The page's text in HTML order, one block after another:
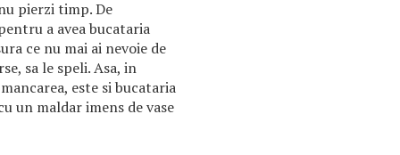
pierzi timp. De
a avea bucataria
ce nu mai ai nevoie de
sa le speli. Asa, in
este si bucataria
un maldar imens de vase